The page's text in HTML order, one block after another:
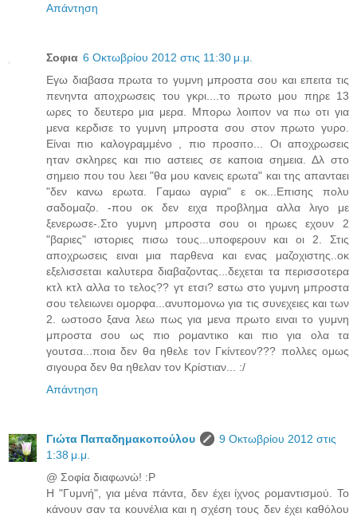
Απάντηση
Σοφια 6 Οκτωβρίου 2012 στις 11:30 μ.μ.
Εγω διαβασα πρωτα το γυμνη μπροστα σου και επειτα τις
πενηντα αποχρωσεις του γκρι....το πρωτο μου πηρε 13
ωρες το δευτερο μια μερα. Μπορω λοιπον να πω οτι για
μενα κερδισε το γυμνη μπροστα σου στον πρωτο γυρο.
Είναι πιο καλογραμμένο , πιο προσιτο... Οι αποχρωσεις
ηταν σκληρες και πιο αστειες σε καποια σημεια. Δλ στο
σημειο που του λεει "θα μου κανεις ερωτα" και της απανταει
"δεν κανω ερωτα. Γαμαω αγρια" ε οκ...Επισης πολυ
σαδομαζο. -που οκ δεν ειχα προβλημα αλλα λιγο με
ξενερωσε-.Στο γυμνη μπροστα σου οι ηρωες εχουν 2
"βαριες" ιστοριες πισω τους...υποφερουν και οι 2. Στις
αποχρωσεις ειναι μια παρθενα και ενας μαζοχιστης..οκ
εξελισσεται καλυτερα διαβαζοντας...δεχεται τα περισσοτερα
κτλ κτλ αλλα το τελος?? γτ ετσι? εστω στο γυμνη μπροστα
σου τελειωνει ομορφα...ανυπομονω για τις συνεχειες και των
2. ωστοσο ξανα λεω πως για μενα πρωτο ειναι το γυμνη
μπροστα σου ως πιο ρομαντικο και πιο για ολα τα
γουτσα...ποια δεν θα ηθελε τον Γκίντεον??? πολλες ομως
σιγουρα δεν θα ηθελαν τον Κρίστιαν... :/
Απάντηση
Γιώτα Παπαδημακοπούλου
9 Οκτωβρίου 2012 στις
1:38 μ.μ.
@ Σοφία διαφωνώ! :P
H "Γυμνή", για μένα πάντα, δεν έχει ίχνος ρομαντισμού. Το
κάνουν σαν τα κουνέλια και η σχέση τους δεν έχει καθόλου